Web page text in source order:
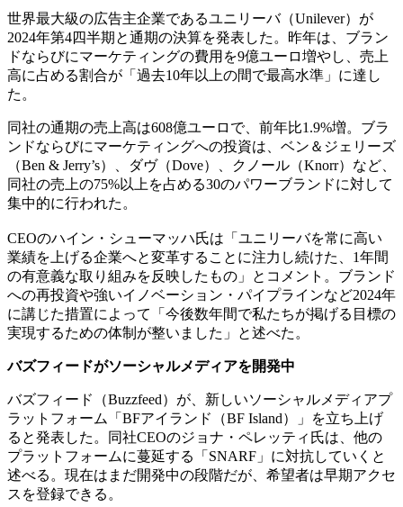
世界最大級の広告主企業であるユニリーバ（Unilever）が
2024年第4四半期と通期の決算を発表した。昨年は、ブラン
ドならびにマーケティングの費用を9億ユーロ増やし、売上
高に占める割合が「過去10年以上の間で最高水準」に達し
た。
同社の通期の売上高は608億ユーロで、前年比1.9%増。ブラ
ンドならびにマーケティングへの投資は、ベン＆ジェリーズ
（Ben & Jerry’s）、ダヴ（Dove）、クノール（Knorr）など、
同社の売上の75%以上を占める30のパワーブランドに対して
集中的に行われた。
CEOのハイン・シューマッハ氏は「ユニリーバを常に高い
業績を上げる企業へと変革することに注力し続けた、1年間
の有意義な取り組みを反映したもの」とコメント。ブランド
への再投資や強いイノベーション・パイプラインなど2024年
に講じた措置によって「今後数年間で私たちが掲げる目標の
実現するための体制が整いました」と述べた。
バズフィードがソーシャルメディアを開発中
バズフィード（Buzzfeed）が、新しいソーシャルメディアプ
ラットフォーム「BFアイランド（BF Island）」を立ち上げ
ると発表した。同社CEOのジョナ・ペレッティ氏は、他の
プラットフォームに蔓延する「SNARF」に対抗していくと
述べる。現在はまだ開発中の段階だが、希望者は早期アクセ
スを登録できる。